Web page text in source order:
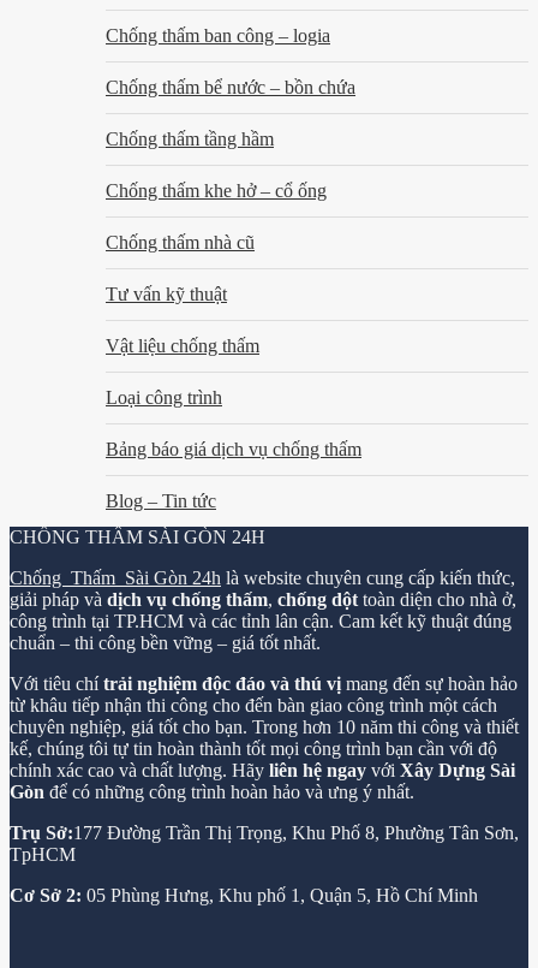
Chống thấm ban công – logia
Chống thấm bể nước – bồn chứa
Chống thấm tầng hầm
Chống thấm khe hở – cổ ống
Chống thấm nhà cũ
Tư vấn kỹ thuật
Vật liệu chống thấm
Loại công trình
Bảng báo giá dịch vụ chống thấm
Blog – Tin tức
CHỐNG THẤM SÀI GÒN 24H
Chống Thấm Sài Gòn 24h là website chuyên cung cấp kiến thức,
giải pháp và dịch vụ chống thấm, chống dột toàn diện cho nhà ở,
công trình tại TP.HCM và các tỉnh lân cận. Cam kết kỹ thuật đúng
chuẩn – thi công bền vững – giá tốt nhất.
Với tiêu chítrải nghiệm độc đáo và thú vị mang đến sự hoàn hảo
từ khâu tiếp nhận thi công cho đến bàn giao công trình một cách
chuyên nghiệp, giá tốt cho bạn. Trong hơn 10 năm thi công và thiết
kế, chúng tôi tự tin hoàn thành tốt mọi công trình bạn cần với độ
chính xác cao và chất lượng. Hãy liên hệ ngay với Xây Dựng Sài
Gòn để có những công trình hoàn hảo và ưng ý nhất.
Trụ Sở:177 Đường Trần Thị Trọng, Khu Phố 8, Phường Tân Sơn,
TpHCM
Cơ Sở 2: 05 Phùng Hưng, Khu phố 1, Quận 5, Hồ Chí Minh